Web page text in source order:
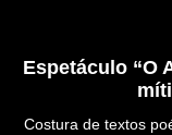
Espetáculo “O
Costura de textos